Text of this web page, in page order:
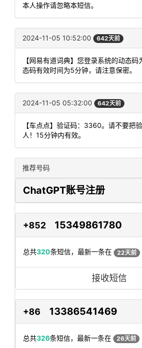
本人操作请忽略本短信。
2024-11-05 10:52:00 642天前
【网易有道词典】您登录系统的动态
态码有效时间为5分钟，请注意保密。
2024-11-05 05:32:00 642天前
【车点点】验证码：3360。请不要把
人！15分钟内有效。
推荐号码
ChatGPT账号注册
+852 15349861780
总共320条短信，最新一条在 22天前
接收短信
+86 13386541469
总共326条短信，最新一条在 26天前